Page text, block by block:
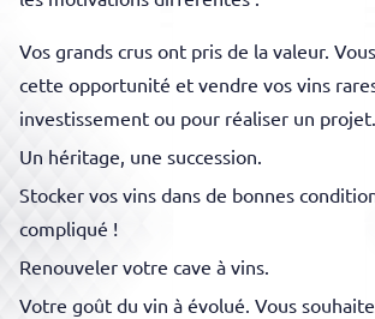
Vos grands crus ont pris de la valeur.
cette opportunité et vendre vos vins
investissement ou pour réaliser un projet.
Un héritage, une succession.
Stocker vos vins dans de bonnes
compliqué !
Renouveler votre cave à vins.
Votre goût du vin à évolué. Vous